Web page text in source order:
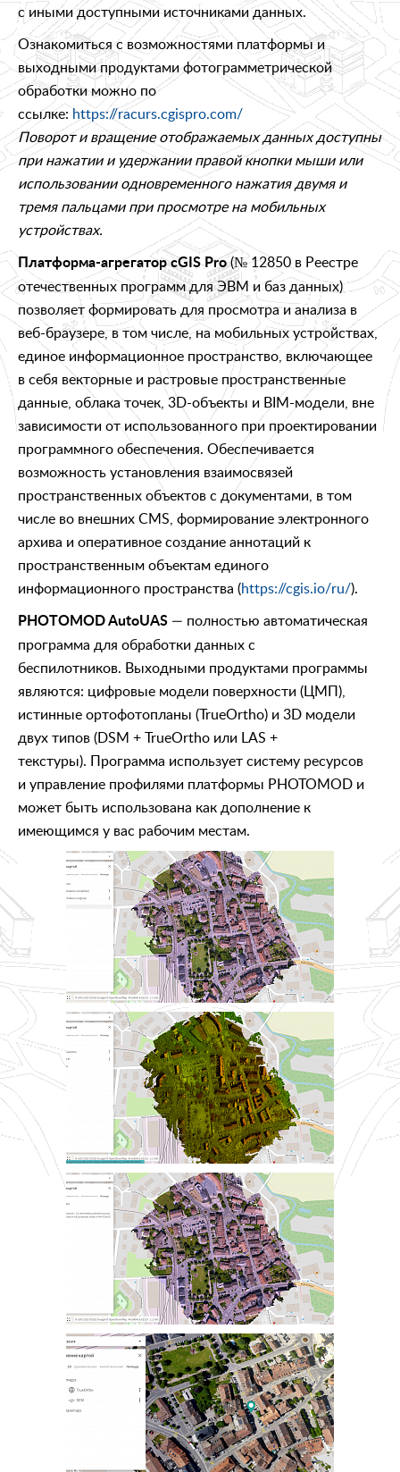
с иными доступными источниками данных.
Ознакомиться с возможностями платформы и
выходными продуктами фотограмметрической
обработки можно по
ссылке:https://racurs.cgispro.com/
Поворот и вращение отображаемых данных доступны
при нажатии и удержании правой кнопки мыши или
использовании одновременного нажатия двумя и
тремя пальцами при просмотре на мобильных
устройствах.
Платформа-агрегатор cGIS Pro(№ 12850 в Реестре
отечественных программ для ЭВМ и баз данных)
позволяет формировать для просмотра и анализа в
веб-браузере, в том числе, на мобильных устройствах,
единое информационное пространство, включающее
в себя векторные и растровые пространственные
данные, облака точек, 3D-объекты и BIM-модели, вне
зависимости от использованного при проектировании
программного обеспечения. Обеспечивается
возможность установления взаимосвязей
пространственных объектов с документами, в том
числе во внешних CMS, формирование электронного
архива и оперативное создание аннотаций к
пространственным объектам единого
информационного пространства (https://cgis.io/ru/).
PHOTOMOD AutoUAS — полностью автоматическая
программа для обработки данных с
беспилотников. Выходными продуктами программы
являются: цифровые модели поверхности (ЦМП),
истинные ортофотопланы (TrueOrtho) и 3D модели
двух типов (DSM + TrueOrtho или LAS +
текстуры). Программа использует систему ресурсов
и управление профилями платформы PHOTOMOD и
может быть использована как дополнение к
имеющимся у вас рабочим местам.